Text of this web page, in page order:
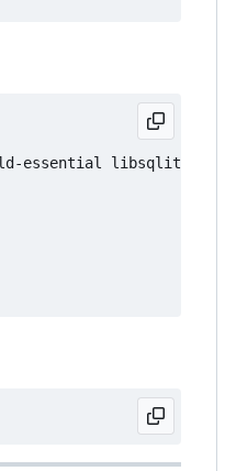
essential libsqlite3-